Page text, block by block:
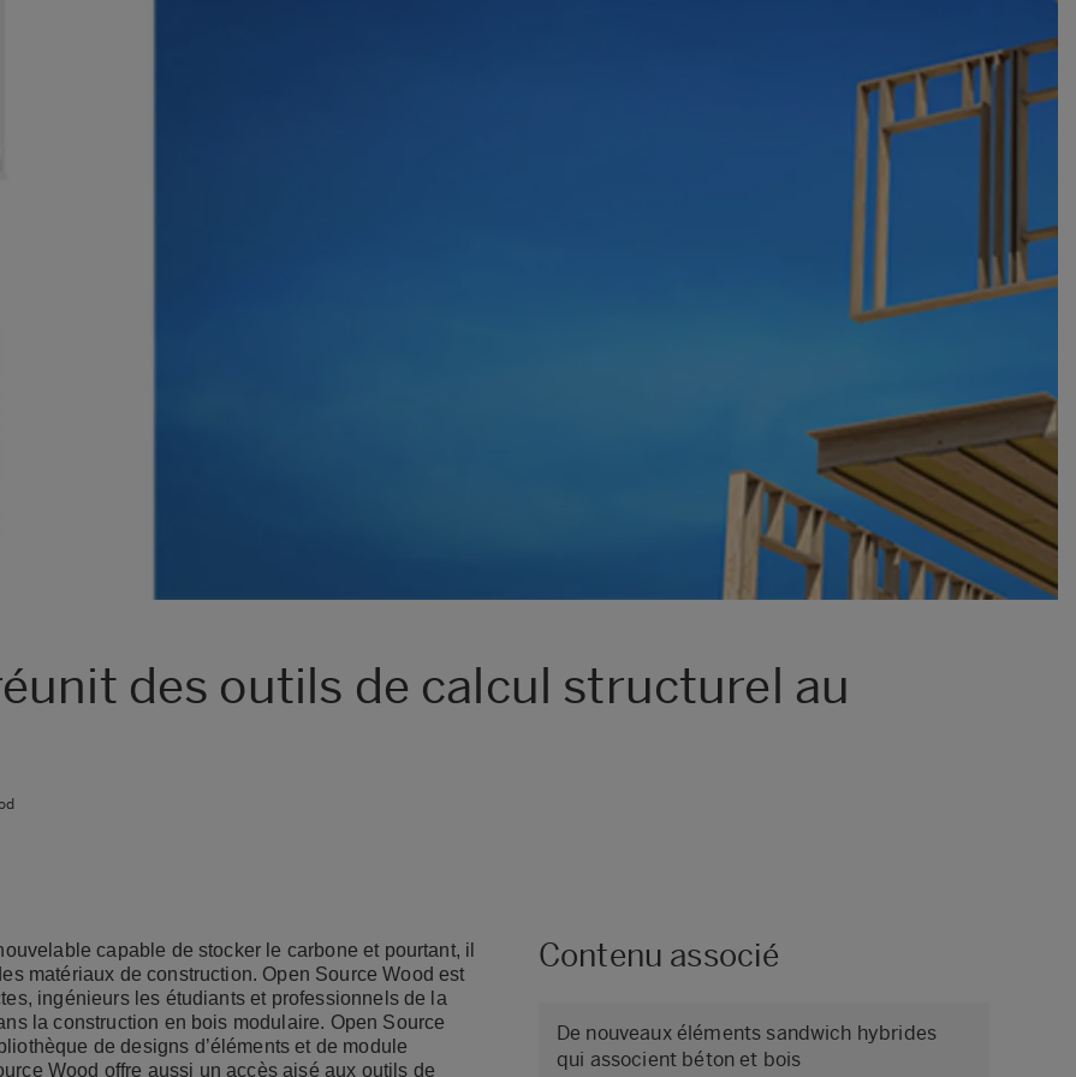
des outils de calcul structurel au
capable de stocker le carbone et pourtant, il
matériaux de construction. Open Source Wood est
ingénieurs les étudiants et professionnels de la
la construction en bois modulaire. Open Source
de designs d’éléments et de module
Wood offre aussi un accès aisé aux outils de
Contenu associé
De nouveaux éléments sandwich hybrides
qui associent béton et bois